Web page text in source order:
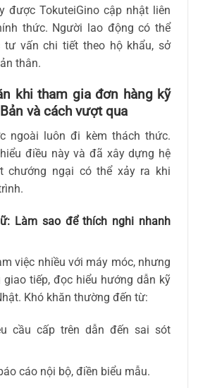
được TokuteiGino cập nhật liên
thức. Người lao động có thể
vấn chi tiết theo hộ khẩu, sở
thân.
khi tham gia đơn hàng kỹ
và cách vượt qua
ngoài luôn đi kèm thách thức.
điều này và đã xây dựng hệ
chướng ngại có thể xảy ra khi
Làm sao để thích nghi nhanh
việc nhiều với máy móc, nhưng
tiếp, đọc hiểu hướng dẫn kỹ
Khó khăn thường đến từ:
cầu cấp trên dẫn đến sai sót
cáo nội bộ, điền biểu mẫu.